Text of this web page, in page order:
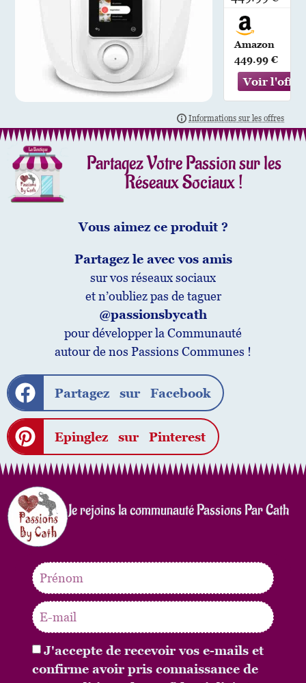
multic
pressio
n,
Mélang
e
atique,
19
mmes,
Amazon
449.99 €
Partagez Votre Passion sur les
Réseaux Sociaux !
Vous aimez ce produit ?
Partagez le avec vos amis
sur vos réseaux sociaux
et n’oubliez pas de taguer
@passionsbycath
pour développer la Communauté
autour de nos Passions Communes !
Partagez sur Facebook
Epinglez sur Pinterest
Je rejoins la communauté Passions Par Cath
J'accepte de recevoir vos e-mails et
confirme avoir pris connaissance de